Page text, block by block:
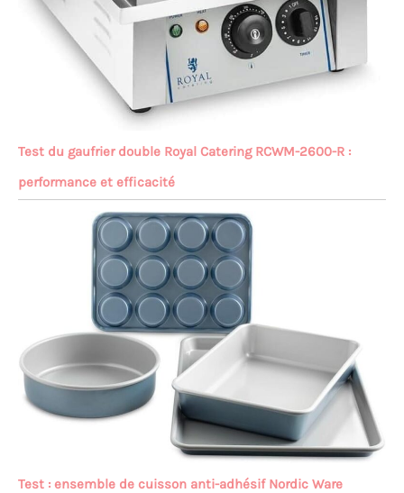
Test du gaufrier double Royal Catering RCWM-2600-R :
performance et efficacité
Test : ensemble de cuisson anti-adhésif Nordic Ware